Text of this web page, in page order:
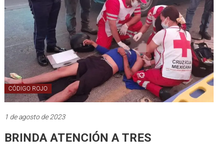
CÓDIGO ROJO
1 de agosto de 2023
BRINDA ATENCIÓN A TRES